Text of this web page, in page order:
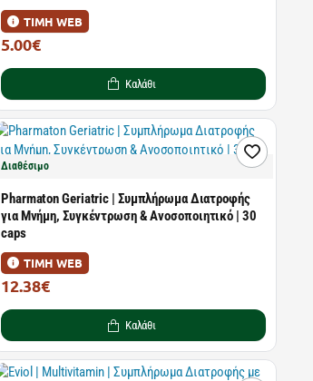
ΤΙΜΗ WEB
5.00€
Καλάθι
Διαθέσιμο
Pharmaton Geriatric | Συμπλήρωμα Διατροφής
για Μνήμη, Συγκέντρωση & Ανοσοποιητικό | 30
caps
ΤΙΜΗ WEB
12.38€
Καλάθι